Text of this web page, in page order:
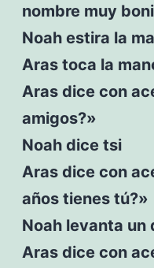
nombre muy
Noah estira la
Aras toca la
Aras dice con
amigos?»
Noah dice tsi
Aras dice con
años tienes tú?»
Noah levanta un
Aras dice con